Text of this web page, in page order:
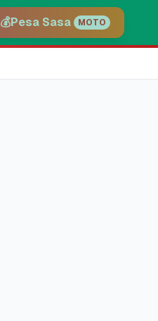
💰Pesa Sasa MOTO